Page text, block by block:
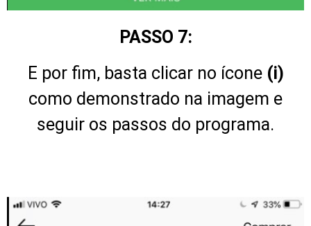
PASSO 7:
E por fim, basta clicar no ícone (i)
como demonstrado na imagem e
seguir os passos do programa.